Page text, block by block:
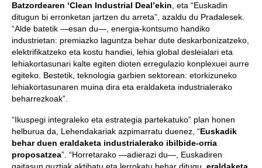
Batzordearen ‘Clean Industrial Deal’ekin , eta “Euskadin
ditugun bi erronketan jartzen du arreta”, azaldu du Pradalesek.
“Alde batetik —esan du—, energia-kontsumo handiko
industrietan: premiazko laguntza behar dute deskarbonizatzeko,
elektrifikatzeko eta kostu handiei, lehia global desleialari eta
lehiakortasunari kalte egiten dioten erregulazio konplexuei aurre
egiteko. Bestetik, teknologia garbien sektorean: etorkizuneko
lehiakortasunaren muina dira eta eraldaketa industrialerako
beharrezkoak”.
“Ikuspegi integraleko eta estrategia partekatuko” plan honen
helburua da, Lehendakariak azpimarratu duenez, “Euskadik
behar duen eraldaketa industrialerako ibilbide-orria
proposatzea”. “Horretarako —adierazi du—, Euskadiren